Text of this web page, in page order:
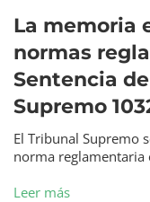
La memoria
normas
Sentencia
Supremo
El Tribunal Supremo
norma reglamentaria
Leer más